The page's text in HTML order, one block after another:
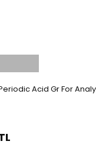
Acid Gr For